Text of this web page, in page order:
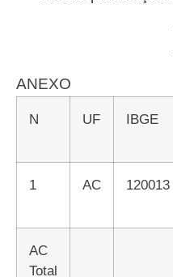
ANEXO
N UF IBGE
1 AC 120013
AC
Total